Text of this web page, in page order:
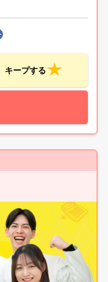
キープする